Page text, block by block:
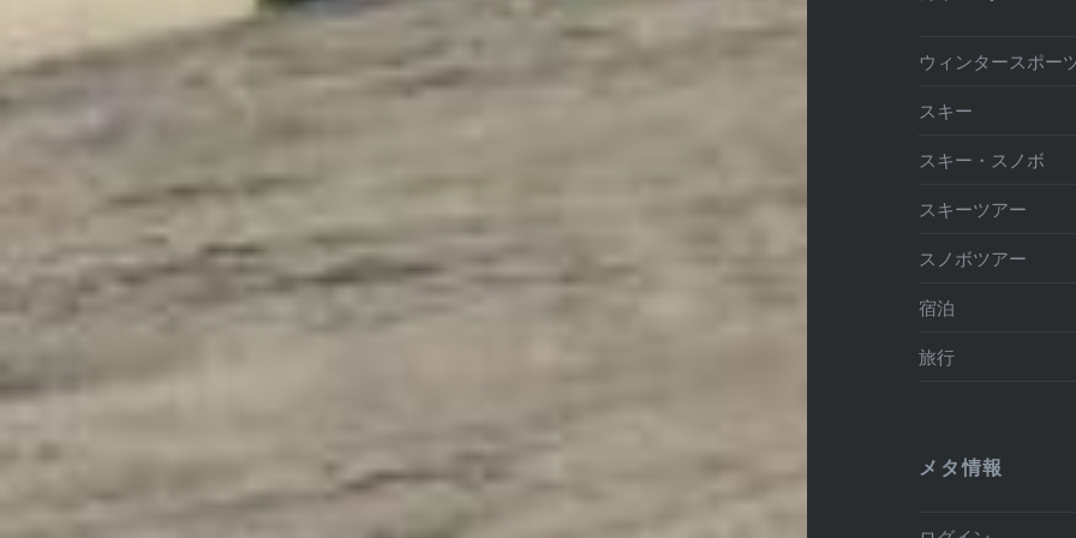
ウィンタースポー
スキー
スキー・スノボ
スキーツアー
スノボツアー
宿泊
旅行
メタ情報